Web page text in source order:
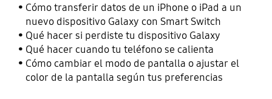
Cómo transferir datos de un iPhone o iPad a un
nuevo dispositivo Galaxy con Smart Switch
Qué hacer si perdiste tu dispositivo Galaxy
Qué hacer cuando tu teléfono se calienta
Cómo cambiar el modo de pantalla o ajustar el
color de la pantalla según tus preferencias